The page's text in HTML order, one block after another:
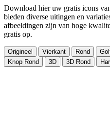
Download hier uw gratis icons
bieden diverse uitingen en
afbeeldingen zijn van hoge
gratis op.
Origineel Vierkant Rond
Knop Rond
3D 3D Rond